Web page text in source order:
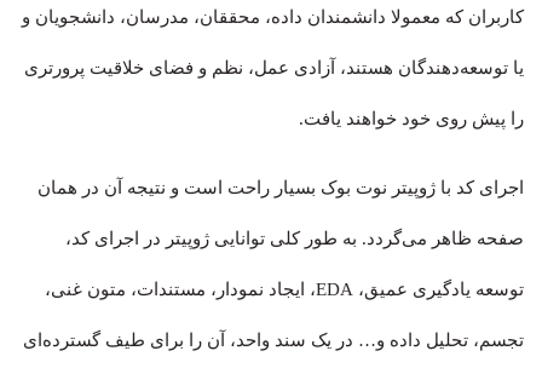
کاربران که معمولا دانشمندان داده، محققان، مدرسان، دانشجویان و
یا توسعه‌دهندگان هستند، آزادی عمل، نظم و فضای خلاقیت پرورتری
را پیش روی خود خواهند یافت.
اجرای کد با ژوپیتر نوت بوک بسیار راحت است و نتیجه آن در همان
صفحه ظاهر می‌گردد. به طور کلی توانایی ژوپیتر در اجرای کد،
توسعه یادگیری عمیق، EDA، ایجاد نمودار، مستندات، متون غنی،
تجسم، تحلیل داده و… در یک سند واحد، آن را برای طیف گسترده‌ای